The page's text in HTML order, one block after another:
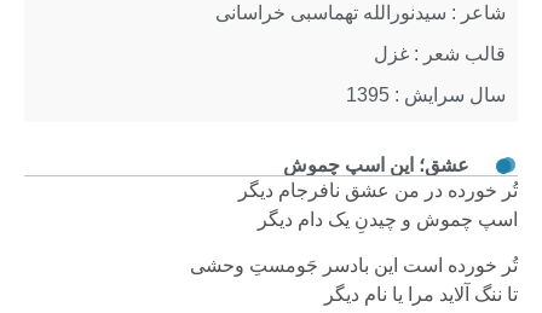
عشق؛ این اسپ چموش
تُر خورده در من عشق نافرجام دیگر
اسپ چموش و چیدنِ یک دام دیگر
تُر خورده است این بادسر جَومستِ وحشی
تا ننگ آلاید مرا یا نام دیگر
شاعر : سیدنورالله تهماسبی خراسانی
قالب شعر : غزل
سال سرایش : 1395